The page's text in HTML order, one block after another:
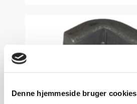
Denne hjemmeside bruger cookies